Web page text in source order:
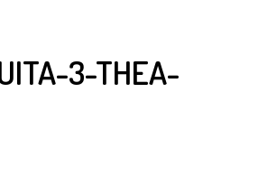
3-THEA-